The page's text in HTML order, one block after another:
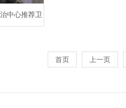
中心推荐卫
首页 上一页